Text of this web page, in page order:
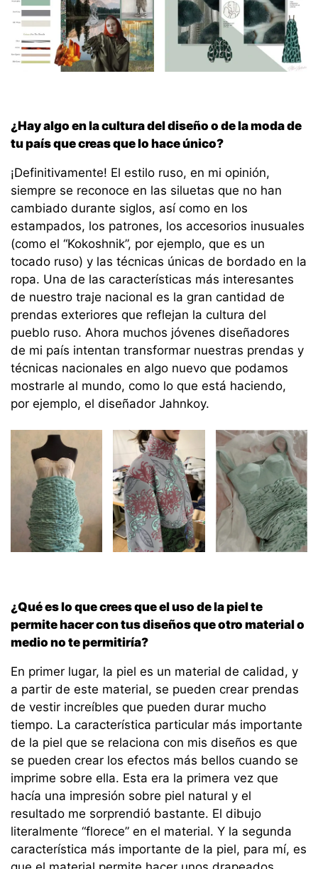
¿Hay algo en la cultura del diseño o de la moda de
tu país que creas que lo hace único?
¡Definitivamente! El estilo ruso, en mi opinión,
siempre se reconoce en las siluetas que no han
cambiado durante siglos, así como en los
estampados, los patrones, los accesorios inusuales
(como el “Kokoshnik”, por ejemplo, que es un
tocado ruso) y las técnicas únicas de bordado en la
ropa. Una de las características más interesantes
de nuestro traje nacional es la gran cantidad de
prendas exteriores que reflejan la cultura del
pueblo ruso. Ahora muchos jóvenes diseñadores
de mi país intentan transformar nuestras prendas y
técnicas nacionales en algo nuevo que podamos
mostrarle al mundo, como lo que está haciendo,
por ejemplo, el diseñador Jahnkoy.
¿Qué es lo que crees que el uso de la piel te
permite hacer con tus diseños que otro material o
medio no te permitiría?
En primer lugar, la piel es un material de calidad, y
a partir de este material, se pueden crear prendas
de vestir increíbles que pueden durar mucho
tiempo. La característica particular más importante
de la piel que se relaciona con mis diseños es que
se pueden crear los efectos más bellos cuando se
imprime sobre ella. Esta era la primera vez que
hacía una impresión sobre piel natural y el
resultado me sorprendió bastante. El dibujo
literalmente “florece” en el material. Y la segunda
característica más importante de la piel, para mí, es